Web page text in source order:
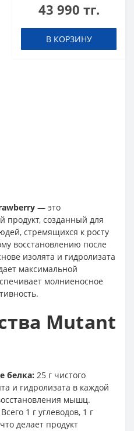
43 990 тг.
В КОРЗИНУ
— это
созданный для
стремящихся к росту
восстановлению после
изолята и гидролизата
максимальной
молниеносное
Mutant
белка: 25 г чистого
и гидролизата в каждой
мышц.
Всего 1 г углеводов, 1 г
делает продукт